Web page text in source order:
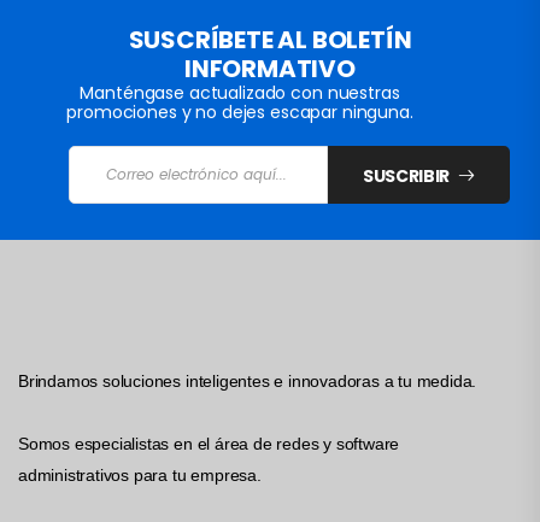
SUSCRÍBETE AL BOLETÍN
INFORMATIVO
Manténgase actualizado con nuestras
promociones y no dejes escapar ninguna.
SUSCRIBIR
Brindamos soluciones inteligentes e innovadoras a tu medida.
Somos especialistas en el área de redes y software
administrativos para tu empresa.